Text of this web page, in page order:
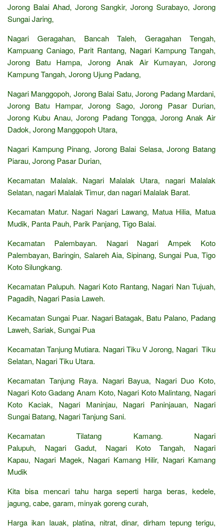
Jorong Balai Ahad, Jorong Sangkir, Jorong Surabayo, Jorong
Sungai Jaring,
Nagari Geragahan, Bancah Taleh, Geragahan Tengah,
Kampuang Caniago, Parit Rantang, Nagari Kampung Tangah,
Jorong Batu Hampa, Jorong Anak Air Kumayan, Jorong
Kampung Tangah, Jorong Ujung Padang,
Nagari Manggopoh, Jorong Balai Satu, Jorong Padang Mardani,
Jorong Batu Hampar, Jorong Sago, Jorong Pasar Durian,
Jorong Kubu Anau, Jorong Padang Tongga, Jorong Anak Air
Dadok, Jorong Manggopoh Utara,
Nagari Kampung Pinang, Jorong Balai Selasa, Jorong Batang
Piarau, Jorong Pasar Durian,
Kecamatan Malalak. Nagari Malalak Utara, nagari Malalak
Selatan, nagari Malalak Timur, dan nagari Malalak Barat.
Kecamatan Matur. Nagari Nagari Lawang, Matua Hilia, Matua
Mudik, Panta Pauh, Parik Panjang, Tigo Balai.
Kecamatan Palembayan. Nagari Nagari Ampek Koto
Palembayan, Baringin, Salareh Aia, Sipinang, Sungai Pua, Tigo
Koto Silungkang.
Kecamatan Palupuh. Nagari Koto Rantang, Nagari Nan Tujuah,
Pagadih, Nagari Pasia Laweh.
Kecamatan Sungai Puar. Nagari Batagak, Batu Palano, Padang
Laweh, Sariak, Sungai Pua
Kecamatan Tanjung Mutiara. Nagari Tiku V Jorong, Nagari Tiku
Selatan, Nagari Tiku Utara.
Kecamatan Tanjung Raya. Nagari Bayua, Nagari Duo Koto,
Nagari Koto Gadang Anam Koto, Nagari Koto Malintang, Nagari
Koto Kaciak, Nagari Maninjau, Nagari Paninjauan, Nagari
Sungai Batang, Nagari Tanjung Sani.
Kecamatan Tilatang Kamang. Nagari
Palupuh, Nagari Gadut, Nagari Koto Tangah, Nagari
Kapau, Nagari Magek, Nagari Kamang Hilir, Nagari Kamang
Mudik
Kita bisa mencari tahu harga seperti harga beras, kedele,
jagung, cabe, garam, minyak goreng curah,
Harga ikan lauak, platina, nitrat, dinar, dirham tepung terigu,